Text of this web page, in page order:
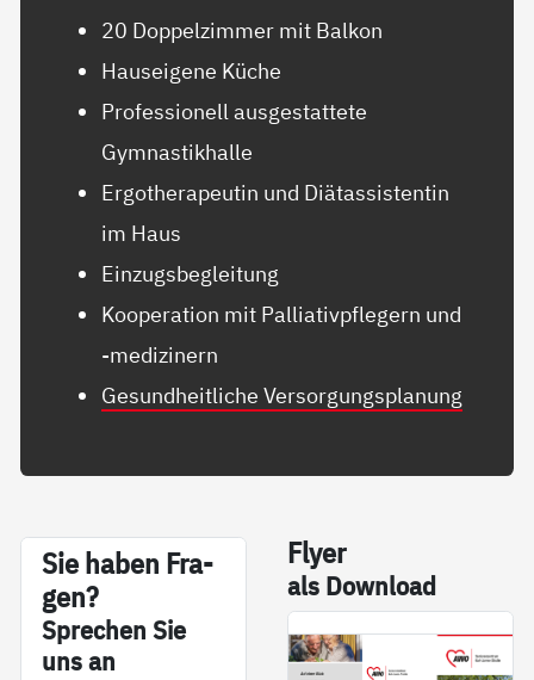
20 Doppelzimmer mit Balkon
Hauseigene Küche
Professionell ausgestattete
Gymnastikhalle
Ergotherapeutin und Diätassistentin
im Haus
Einzugsbegleitung
Kooperation mit Palliativpflegern und
-medizinern
Gesundheitliche Versorgungsplanung
Sie ha­ben Fra­
gen?
Sp­re­chen Sie
uns an
Fly­er
als Down­load